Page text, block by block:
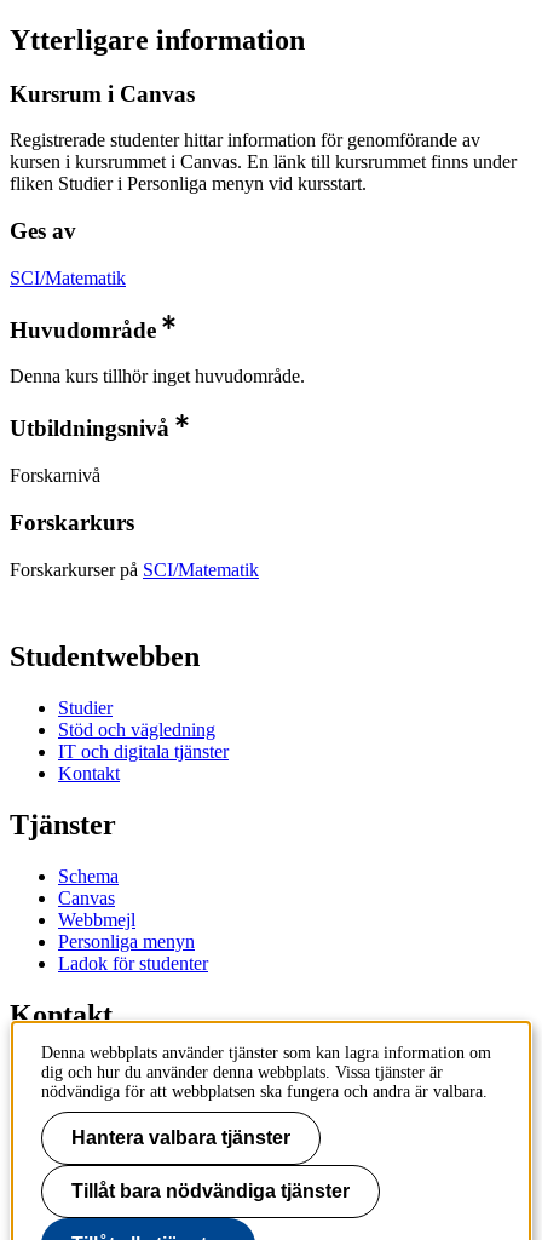
Ytterligare information
Kursrum i Canvas
Registrerade studenter hittar information för genomförande av
kursen i kursrummet i Canvas. En länk till kursrummet finns under
fliken Studier i Personliga menyn vid kursstart.
Ges av
SCI/Matematik
Huvudområde
Denna kurs tillhör inget huvudområde.
Utbildningsnivå
Forskarnivå
Forskarkurs
Forskarkurser på SCI/Matematik
Studentwebben
Studier
Stöd och vägledning
IT och digitala tjänster
Kontakt
Tjänster
Schema
Canvas
Webbmejl
Personliga menyn
Ladok för studenter
Kontakt
Kontakta utbildningsprogram
Kontakta kurs
IT-support
KTH Entré
KTH
100 44 Stockholm
Denna webbplats använder tjänster som kan lagra information om
dig och hur du använder denna webbplats. Vissa tjänster är
nödvändiga för att webbplatsen ska fungera och andra är valbara.
Hantera valbara tjänster
Tillåt bara nödvändiga tjänster